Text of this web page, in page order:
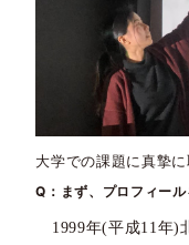
大学での課題に真摯
Q：まず、プロフィール
1999年(平成11年)